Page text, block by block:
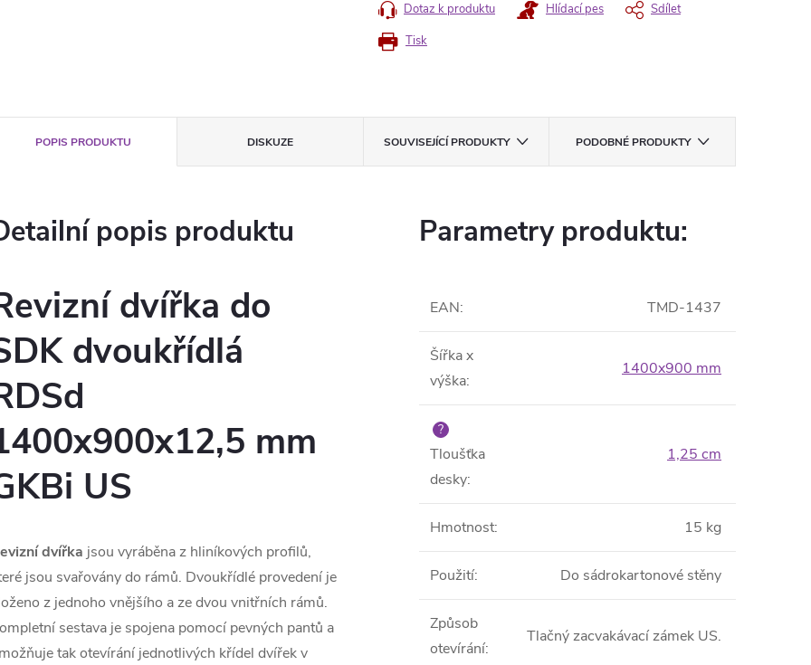
Tisk
Dotaz k produktu Hlídací pes Sdílet
POPIS PRODUKTU DISKUZE SOUVISEJÍCÍ PRODUKTY PODOBNÉ PRODUKTY
popis produktu
dvířka do
dvoukřídlá
mm
US
dvířka jsou vyráběna z hliníkových profilů,
jsou svařovány do rámů. Dvoukřídlé provedení je
z jednoho vnějšího a ze dvou vnitřních rámů.
sestava je spojena pomocí pevných pantů a
tak otevírání jednotlivých křídel dvířek v
Parametry produktu:
EAN: TMD-1437
Šířka x
výška:
1400x900 mm
?
Tloušťka
desky:
1,25 cm
Hmotnost: 15 kg
Použití: Do sádrokartonové stěny
Způsob
otevírání:
Tlačný zacvakávací zámek US.